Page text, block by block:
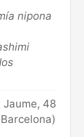
nipona
Jaume, 48